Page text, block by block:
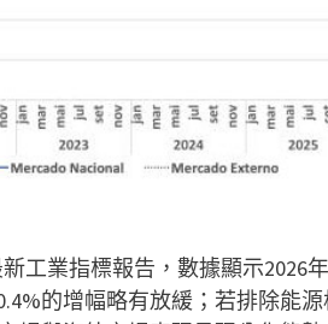
工業指標報告，數據顯示2026
的增幅略有放緩；若排除能